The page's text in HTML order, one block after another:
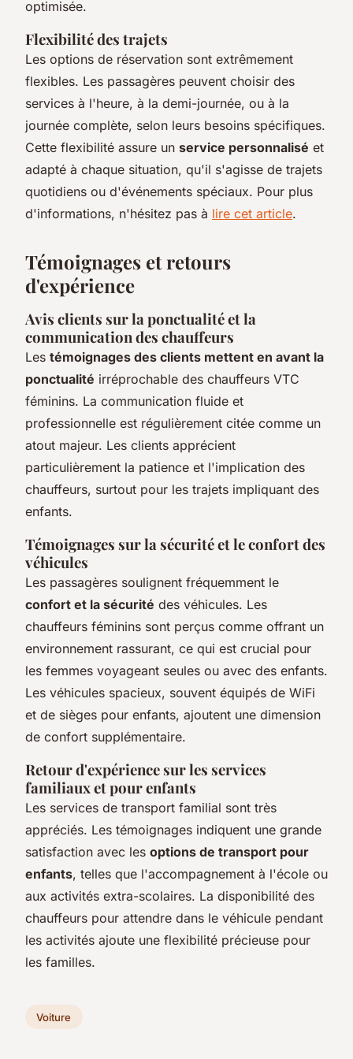
optimisée.
Flexibilité des trajets
Les options de réservation sont extrêmement
flexibles. Les passagères peuvent choisir des
services à l'heure, à la demi-journée, ou à la
journée complète, selon leurs besoins spécifiques.
Cette flexibilité assure un service personnalisé et
adapté à chaque situation, qu'il s'agisse de trajets
quotidiens ou d'événements spéciaux. Pour plus
d'informations, n'hésitez pas à lire cet article.
Témoignages et retours
d'expérience
Avis clients sur la ponctualité et la
communication des chauffeurs
Les témoignages des clients mettent en avant la
ponctualité irréprochable des chauffeurs VTC
féminins. La communication fluide et
professionnelle est régulièrement citée comme un
atout majeur. Les clients apprécient
particulièrement la patience et l'implication des
chauffeurs, surtout pour les trajets impliquant des
enfants.
Témoignages sur la sécurité et le confort des
véhicules
Les passagères soulignent fréquemment le
confort et la sécurité des véhicules. Les
chauffeurs féminins sont perçus comme offrant un
environnement rassurant, ce qui est crucial pour
les femmes voyageant seules ou avec des enfants.
Les véhicules spacieux, souvent équipés de WiFi
et de sièges pour enfants, ajoutent une dimension
de confort supplémentaire.
Retour d'expérience sur les services
familiaux et pour enfants
Les services de transport familial sont très
appréciés. Les témoignages indiquent une grande
satisfaction avec les options de transport pour
enfants, telles que l'accompagnement à l'école ou
aux activités extra-scolaires. La disponibilité des
chauffeurs pour attendre dans le véhicule pendant
les activités ajoute une flexibilité précieuse pour
les familles.
Voiture